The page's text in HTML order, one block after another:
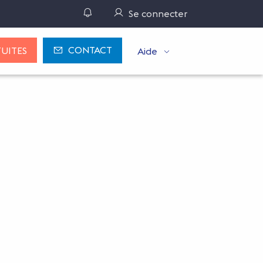
Gérer ses notifications
Se connecter
CONTACT Aide